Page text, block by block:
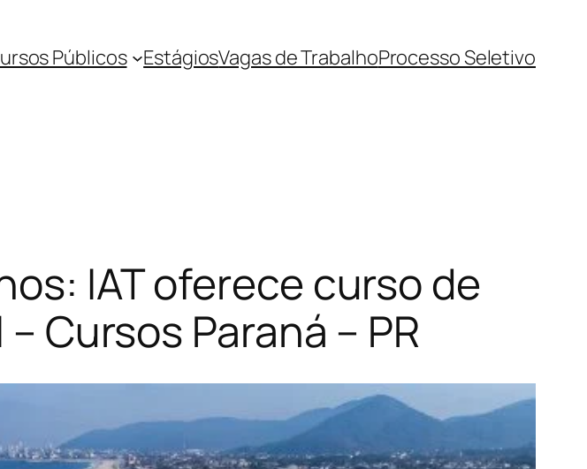
Públicos EstágiosVagas de TrabalhoProcesso Seletivo
IAT oferece curso de
Cursos Paraná – PR